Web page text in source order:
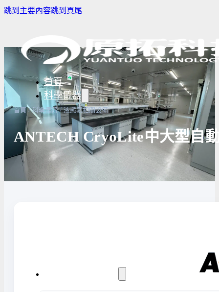
跳到主要內容跳到頁尾
首頁
科學儀器
樣品濃縮/乾燥前處理設備
微量分注吸管pipette
實驗室攪拌器 | 振盪機
實驗室冰箱 / 冷凍櫃
高溫爐
生物安全
高壓滅菌
實驗室紫
首頁 / 科學儀器 / 液態氮相關設備
ANTECH CryoLite中大型自